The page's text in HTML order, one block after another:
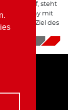
darf, steht
Trophy mit
das klare Ziel des